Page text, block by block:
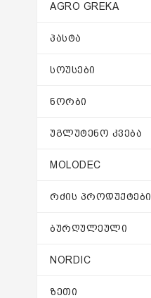
AGRO GREKA
ᲞᲐᲡᲢᲐ
ᲡᲝᲣᲡᲔᲑᲘ
ᲜᲝᲠᲑᲘ
ᲣᲒᲚᲣᲢᲔᲜᲝ ᲙᲕᲔᲑᲐ
MOLODEC
ᲠᲫᲘᲡ ᲞᲠᲝᲓᲣᲥᲢᲔᲑᲘ
ᲑᲣᲠᲦᲣᲚᲔᲣᲚᲘ
NORDIC
ᲖᲔᲗᲘ